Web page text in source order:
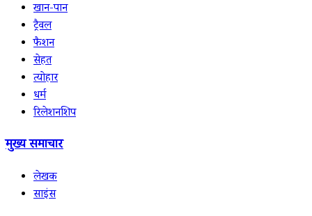
खान-पान
ट्रैवल
फैशन
सेहत
त्योहार
धर्म
रिलेशनशिप
मुख्य समाचार
लेखक
साइंस